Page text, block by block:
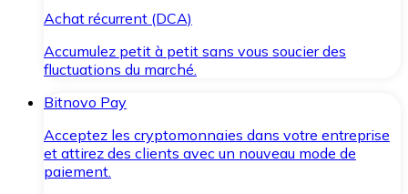
Achat récurrent (DCA)
Accumulez petit à petit sans vous soucier des
fluctuations du marché.
Bitnovo Pay
Acceptez les cryptomonnaies dans votre entreprise
et attirez des clients avec un nouveau mode de
paiement.